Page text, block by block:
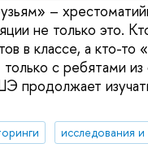
–
не только это.
в классе, а кто-
с ребятами
продолжает
исследования и